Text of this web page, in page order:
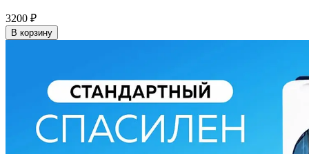
3200 ₽
В корзину